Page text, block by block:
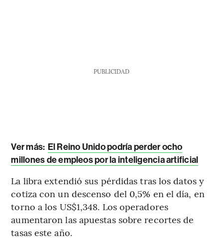
PUBLICIDAD
Ver más: El Reino Unido podría perder ocho
millones de empleos por la inteligencia artificial
La libra extendió sus pérdidas tras los datos y
cotiza con un descenso del 0,5% en el día, en
torno a los US$1,348. Los operadores
aumentaron las apuestas sobre recortes de
tasas este año.